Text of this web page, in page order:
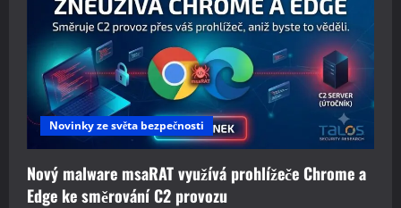
Novinky ze světa bezpečnosti
Nový malware msaRAT využívá prohlížeče Chrome a
Edge ke směrování C2 provozu